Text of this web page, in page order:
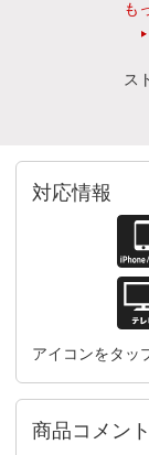
も
ス
対応情報
アイコンをタッ
商品コメント